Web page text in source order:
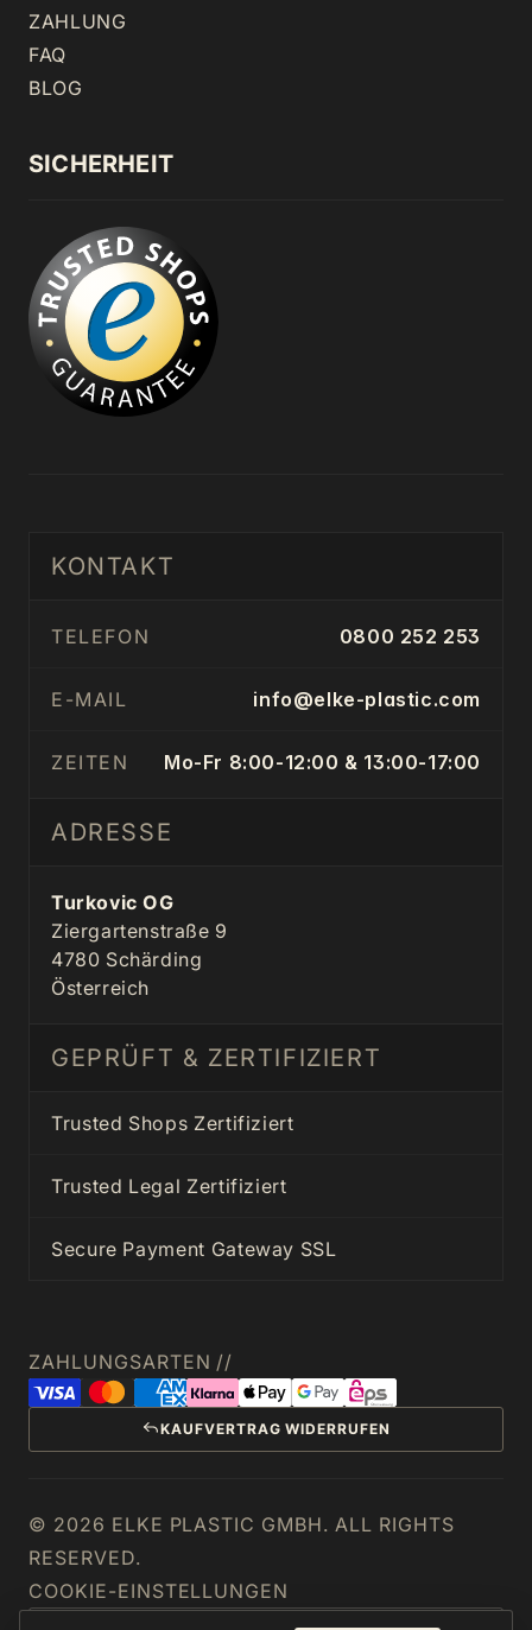
ZAHLUNG
FAQ
BLOG
SICHERHEIT
KONTAKT
TELEFON 0800 252 253
E-MAIL info@elke-plastic.com
ZEITEN Mo-Fr 8:00-12:00 & 13:00-17:00
ADRESSE
Turkovic OG
Ziergartenstraße 9
4780 Schärding
Österreich
GEPRÜFT & ZERTIFIZIERT
Trusted Shops Zertifiziert
Trusted Legal Zertifiziert
Secure Payment Gateway SSL
ZAHLUNGSARTEN //
KAUFVERTRAG WIDERRUFEN
© 2026 ELKE PLASTIC GMBH. ALL RIGHTS
RESERVED.
COOKIE-EINSTELLUNGEN